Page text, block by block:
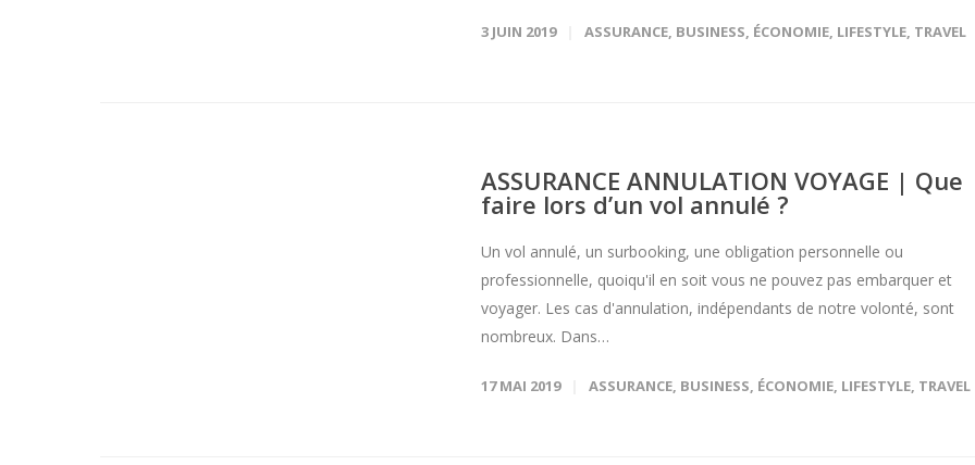
3 JUIN 2019 ASSURANCE, BUSINESS, ÉCONOMIE, LIFESTYLE, TRAVEL
ASSURANCE ANNULATION VOYAGE | Que
faire lors d’un vol annulé ?
Un vol annulé, un surbooking, une obligation personnelle ou
professionnelle, quoiqu'il en soit vous ne pouvez pas embarquer et
voyager. Les cas d'annulation, indépendants de notre volonté, sont
nombreux. Dans…
17 MAI 2019 ASSURANCE, BUSINESS, ÉCONOMIE, LIFESTYLE, TRAVEL